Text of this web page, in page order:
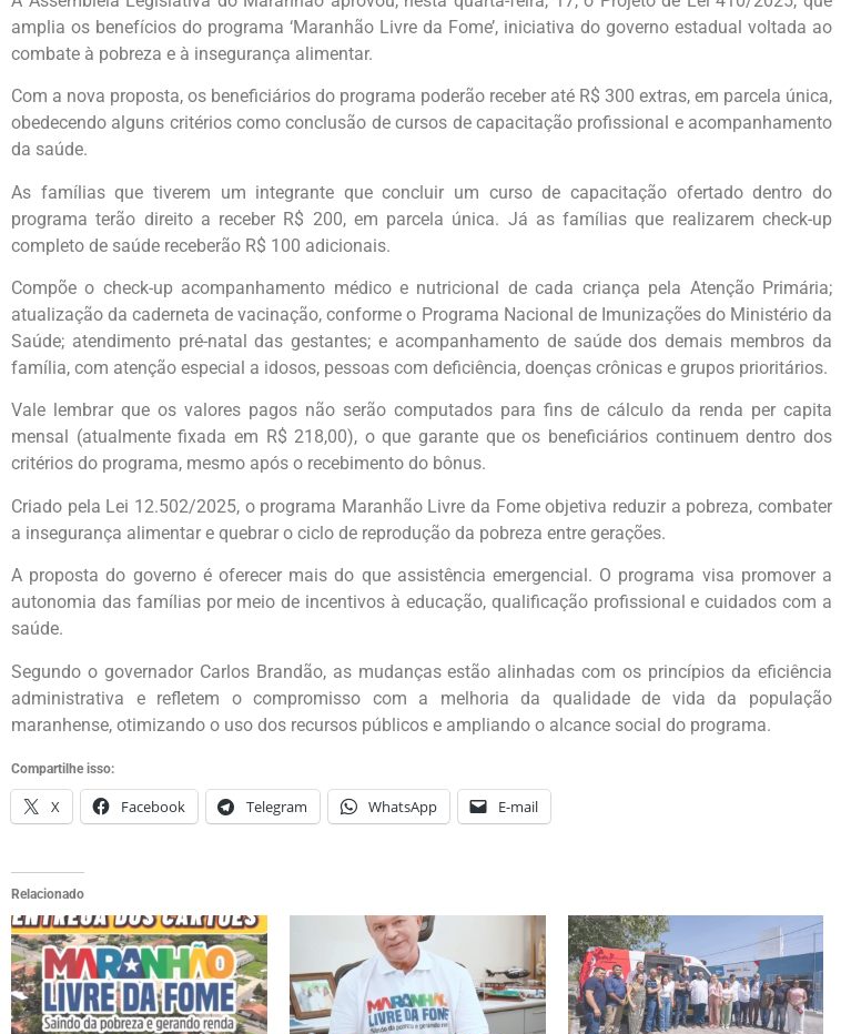
amplia os benefícios do programa ‘Maranhão Livre da Fome’, iniciativa do governo estadual voltada ao
combate à pobreza e à insegurança alimentar.
Com a nova proposta, os beneficiários do programa poderão receber até R$ 300 extras, em parcela única,
obedecendo alguns critérios como conclusão de cursos de capacitação profissional e acompanhamento
da saúde.
As famílias que tiverem um integrante que concluir um curso de capacitação ofertado dentro do
programa terão direito a receber R$ 200, em parcela única. Já as famílias que realizarem check-up
completo de saúde receberão R$ 100 adicionais.
Compõe o check-up acompanhamento médico e nutricional de cada criança pela Atenção Primária;
atualização da caderneta de vacinação, conforme o Programa Nacional de Imunizações do Ministério da
Saúde; atendimento pré-natal das gestantes; e acompanhamento de saúde dos demais membros da
família, com atenção especial a idosos, pessoas com deficiência, doenças crônicas e grupos prioritários.
Vale lembrar que os valores pagos não serão computados para fins de cálculo da renda per capita
mensal (atualmente fixada em R$ 218,00), o que garante que os beneficiários continuem dentro dos
critérios do programa, mesmo após o recebimento do bônus.
Criado pela Lei 12.502/2025, o programa Maranhão Livre da Fome objetiva reduzir a pobreza, combater
a insegurança alimentar e quebrar o ciclo de reprodução da pobreza entre gerações.
A proposta do governo é oferecer mais do que assistência emergencial. O programa visa promover a
autonomia das famílias por meio de incentivos à educação, qualificação profissional e cuidados com a
saúde.
Segundo o governador Carlos Brandão, as mudanças estão alinhadas com os princípios da eficiência
administrativa e refletem o compromisso com a melhoria da qualidade de vida da população
maranhense, otimizando o uso dos recursos públicos e ampliando o alcance social do programa.
Compartilhe isso:
X Facebook Telegram WhatsApp E-mail
Relacionado